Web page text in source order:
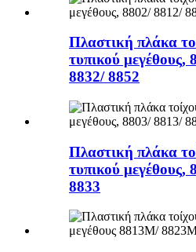
Πλαστική πλάκα
τυπικού μεγέθους,
8832/ 8852
Πλαστική πλάκα
τυπικού μεγέθους,
8833